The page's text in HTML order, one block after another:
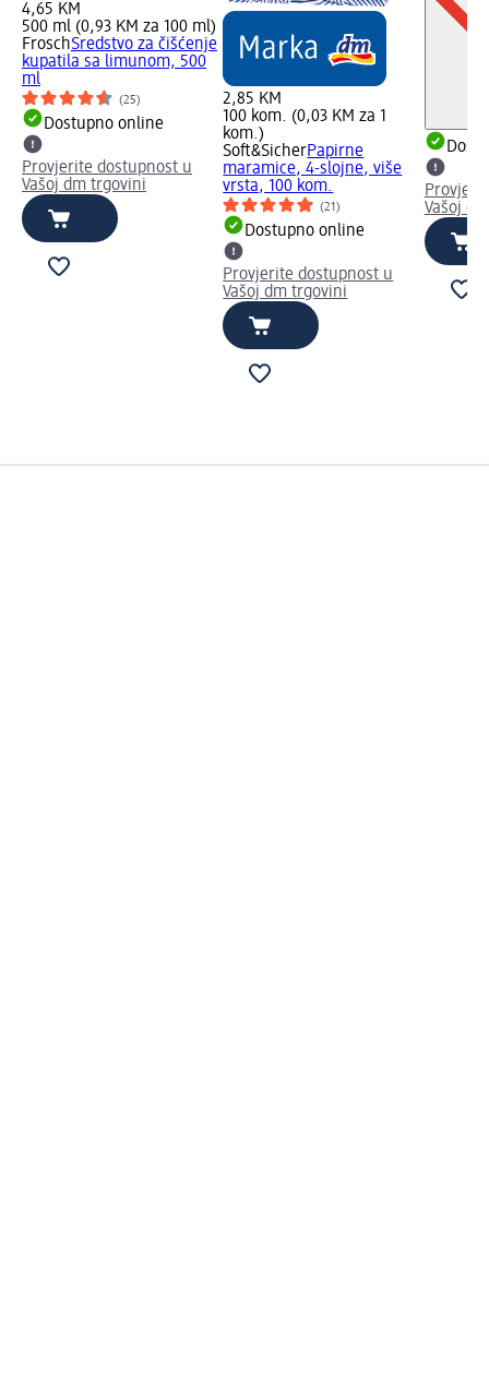
4,65 KM
500 ml (0,93 KM za 100 ml)
FroschSredstvo za čišćenje
kupatila sa limunom, 500
ml
(25)
Dostupno online
Provjerite dostupnost u
Vašoj dm trgovini
2,85 KM
100 kom. (0,03 KM za 1
kom.)
Soft&SicherPapirne
maramice, 4-slojne, više
vrsta, 100 kom.
(21)
Dostupno online
Provjerite dostupnost u
Vašoj dm trgovini
Vašoj